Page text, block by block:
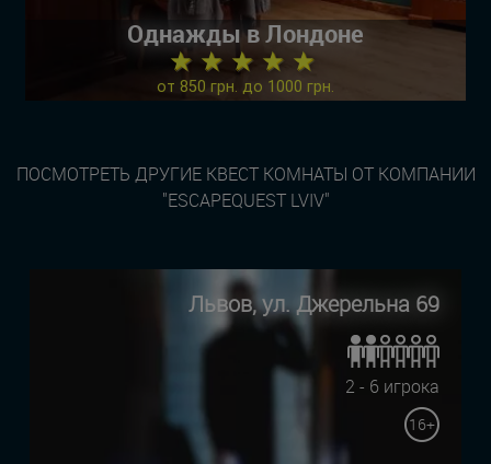
Однажды в Лондоне
★ ★ ★ ★ ★
от 850 грн. до 1000 грн.
ПОСМОТРЕТЬ ДРУГИЕ КВЕСТ КОМНАТЫ ОТ КОМПАНИИ
"ESCAPEQUEST LVIV"
Львов, ул. Джерельна 69
2 - 6 игрока
16+